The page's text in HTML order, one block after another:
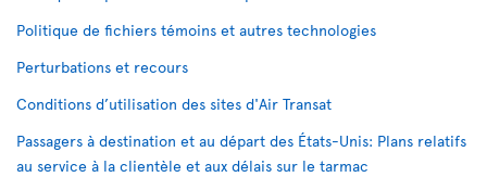
Politique de fichiers témoins et autres technologies
Perturbations et recours
Conditions d’utilisation des sites d'Air Transat
Passagers à destination et au départ des États-Unis: Plans relatifs
au service à la clientèle et aux délais sur le tarmac